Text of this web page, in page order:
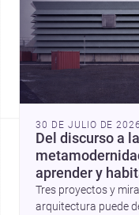
30 DE JULIO DE 2026
Del discurso a
aprender y
Tres proyectos y
arquitectura puede